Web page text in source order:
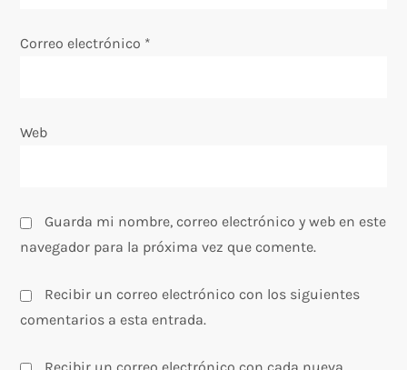
r
d
s
Correo electrónico *
Web
Guarda mi nombre, correo electrónico y web en este
navegador para la próxima vez que comente.
Recibir un correo electrónico con los siguientes
comentarios a esta entrada.